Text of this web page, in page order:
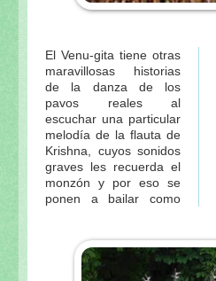
El Venu-gita tiene otras
maravillosas historias
de la danza de los
pavos reales al
escuchar una particular
melodía de la flauta de
Krishna, cuyos sonidos
graves les recuerda el
monzón y por eso se
ponen a bailar como
locos, desplegando sus
colas en círculo,
alrededor de Krishna
Rasaraja, el emperador
del rasa. Con el sonido
de Su flauta, Krishna
encanta a los pavos
reales, sus maestros de